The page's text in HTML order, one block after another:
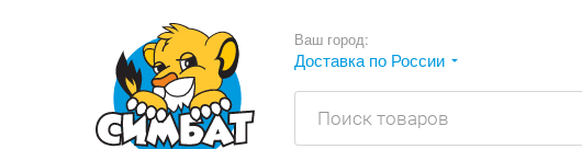
Ваш город:
Доставка по России